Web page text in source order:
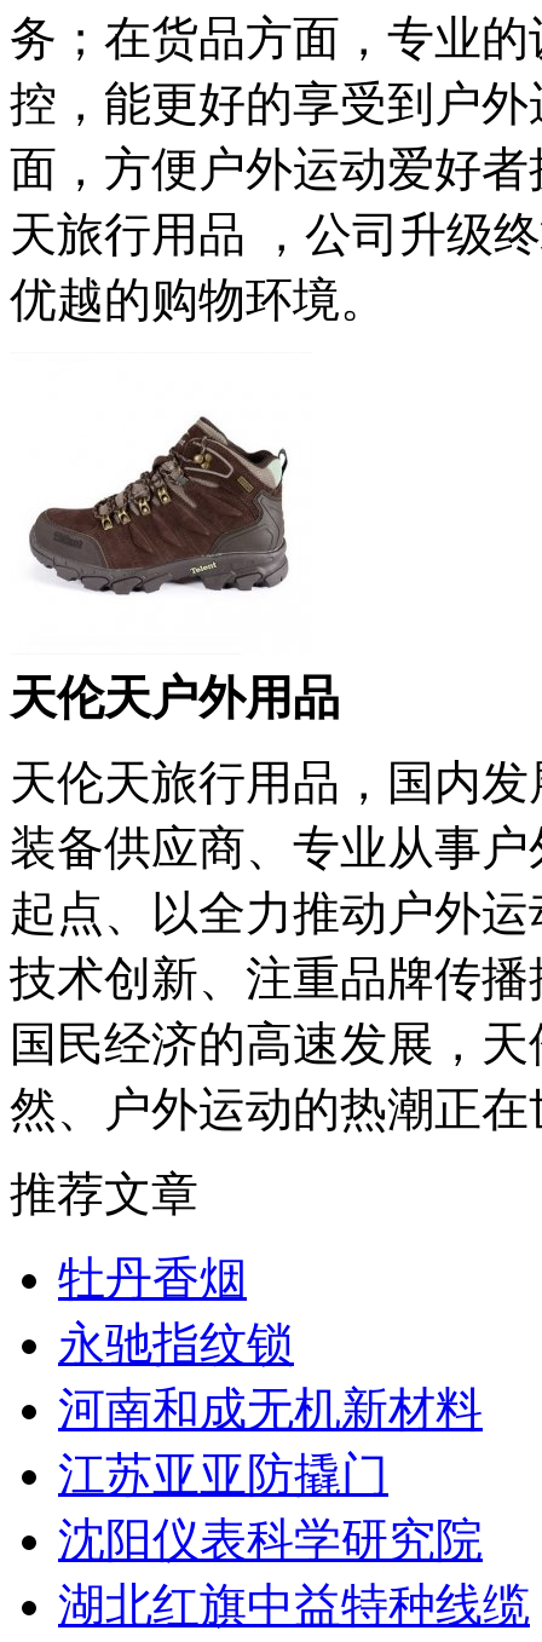
务；在货品方面，专业
控，能更好的享受到户
面，方便户外运动爱好
天旅行用品 ，公司升级
优越的购物环境。
天伦天户外用品
天伦天旅行用品，国内
装备供应商、专业从事
起点、以全力推动户外
技术创新、注重品牌传
国民经济的高速发展，
然、户外运动的热潮正
推荐文章
牡丹香烟
永驰指纹锁
河南和成无机新材料
江苏亚亚防撬门
沈阳仪表科学研究院
湖北红旗中益特种线缆